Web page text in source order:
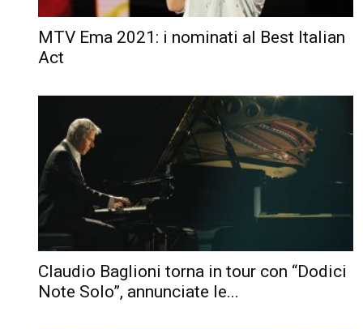
MTV Ema 2021: i nominati al Best Italian
Act
Claudio Baglioni torna in tour con “Dodici
Note Solo”, annunciate le...